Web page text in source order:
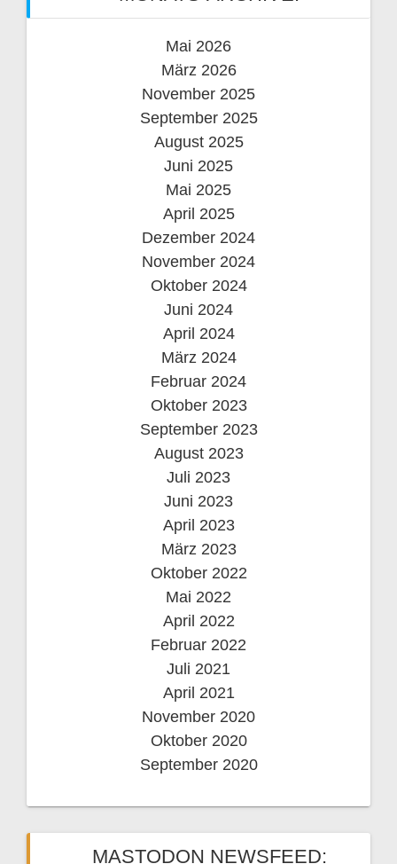
Mai 2026
März 2026
November 2025
September 2025
August 2025
Juni 2025
Mai 2025
April 2025
Dezember 2024
November 2024
Oktober 2024
Juni 2024
April 2024
März 2024
Februar 2024
Oktober 2023
September 2023
August 2023
Juli 2023
Juni 2023
April 2023
März 2023
Oktober 2022
Mai 2022
April 2022
Februar 2022
Juli 2021
April 2021
November 2020
Oktober 2020
September 2020
MASTODON NEWSFEED: